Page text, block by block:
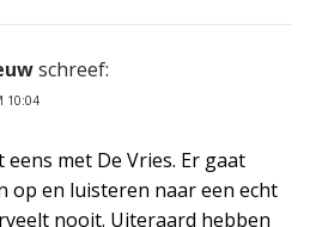
schreef:
10:04
met De Vries. Er gaat
op en luisteren naar een echt
nooit. Uiteraard hebben